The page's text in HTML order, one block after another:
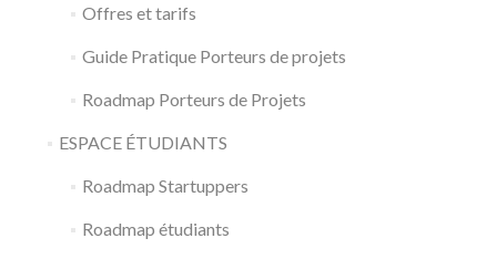
Offres et tarifs
Guide Pratique Porteurs de projets
Roadmap Porteurs de Projets
ESPACE ÉTUDIANTS
Roadmap Startuppers
Roadmap étudiants